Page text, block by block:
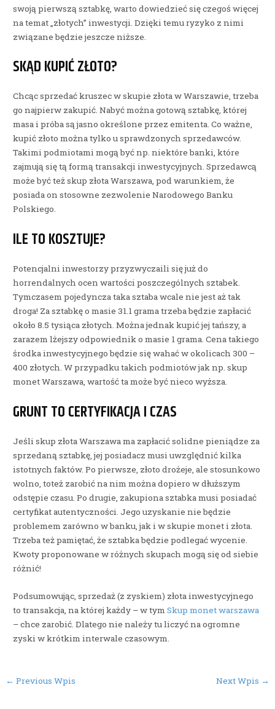
swoją pierwszą sztabkę, warto dowiedzieć się czegoś więcej
na temat „złotych” inwestycji. Dzięki temu ryzyko z nimi
związane będzie jeszcze niższe.
SKĄD KUPIĆ ZŁOTO?
Chcąc sprzedać kruszec w skupie złota w Warszawie, trzeba
go najpierw zakupić. Nabyć można gotową sztabkę, której
masa i próba są jasno określone przez emitenta. Co ważne,
kupić złoto można tylko u sprawdzonych sprzedawców.
Takimi podmiotami mogą być np. niektóre banki, które
zajmują się tą formą transakcji inwestycyjnych. Sprzedawcą
może być też skup złota Warszawa, pod warunkiem, że
posiada on stosowne zezwolenie Narodowego Banku
Polskiego.
ILE TO KOSZTUJE?
Potencjalni inwestorzy przyzwyczaili się już do
horrendalnych ocen wartości poszczególnych sztabek.
Tymczasem pojedyncza taka sztaba wcale nie jest aż tak
droga! Za sztabkę o masie 31.1 grama trzeba będzie zapłacić
około 8.5 tysiąca złotych. Można jednak kupić jej tańszy, a
zarazem lżejszy odpowiednik o masie 1 grama. Cena takiego
środka inwestycyjnego będzie się wahać w okolicach 300 –
400 złotych. W przypadku takich podmiotów jak np. skup
monet Warszawa, wartość ta może być nieco wyższa.
GRUNT TO CERTYFIKACJA I CZAS
Jeśli skup złota Warszawa ma zapłacić solidne pieniądze za
sprzedaną sztabkę, jej posiadacz musi uwzględnić kilka
istotnych faktów. Po pierwsze, złoto drożeje, ale stosunkowo
wolno, toteż zarobić na nim można dopiero w dłuższym
odstępie czasu. Po drugie, zakupiona sztabka musi posiadać
certyfikat autentyczności. Jego uzyskanie nie będzie
problemem zarówno w banku, jak i w skupie monet i złota.
Trzeba też pamiętać, że sztabka będzie podlegać wycenie.
Kwoty proponowane w różnych skupach mogą się od siebie
różnić!
Podsumowując, sprzedaż (z zyskiem) złota inwestycyjnego
to transakcja, na której każdy – w tymSkup monet warszawa
– chce zarobić. Dlatego nie należy tu liczyć na ogromne
zyski w krótkim interwale czasowym.
Post
← Previous Wpis Next Wpis →